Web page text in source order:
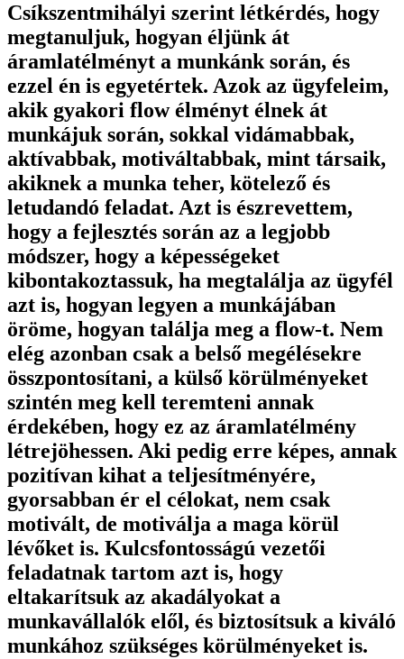
Csíkszentmihályi szerint létkérdés, hogy
megtanuljuk, hogyan éljünk át
áramlatélményt a munkánk során, és
ezzel én is egyetértek. Azok az ügyfeleim,
akik gyakori flow élményt élnek át
munkájuk során, sokkal vidámabbak,
aktívabbak, motiváltabbak, mint társaik,
akiknek a munka teher, kötelező és
letudandó feladat. Azt is észrevettem,
hogy a fejlesztés során az a legjobb
módszer, hogy a képességeket
kibontakoztassuk, ha megtalálja az ügyfél
azt is, hogyan legyen a munkájában
öröme, hogyan találja meg a flow-t. Nem
elég azonban csak a belső megélésekre
összpontosítani, a külső körülményeket
szintén meg kell teremteni annak
érdekében, hogy ez az áramlatélmény
létrejöhessen. Aki pedig erre képes, annak
pozitívan kihat a teljesítményére,
gyorsabban ér el célokat, nem csak
motivált, de motiválja a maga körül
lévőket is. Kulcsfontosságú vezetői
feladatnak tartom azt is, hogy
eltakarítsuk az akadályokat a
munkavállalók elől, és biztosítsuk a kiváló
munkához szükséges körülményeket is.